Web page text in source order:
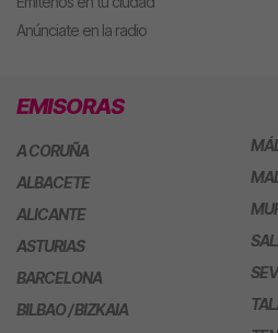
Anúnciate en la radio
EMISORAS
A CORUÑA
ALBACETE
ALICANTE
ASTURIAS
BARCELONA
BILBAO / BIZKAIA